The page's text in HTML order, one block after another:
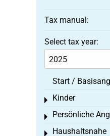
Tax manual:
Select tax year:
Start /
Kinder
Toggle menu
Persönliche
Toggle menu
Haushaltsnahe